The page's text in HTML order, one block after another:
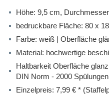
Höhe: 9,5 cm,
bedruckbare Fläche: 80 x
Farbe: weiß | Oberfläche
Material: hochwertige
Haltbarkeit Oberfläche
DIN Norm - 2000 Spülungen
Einzelpreis: 7,99 € *